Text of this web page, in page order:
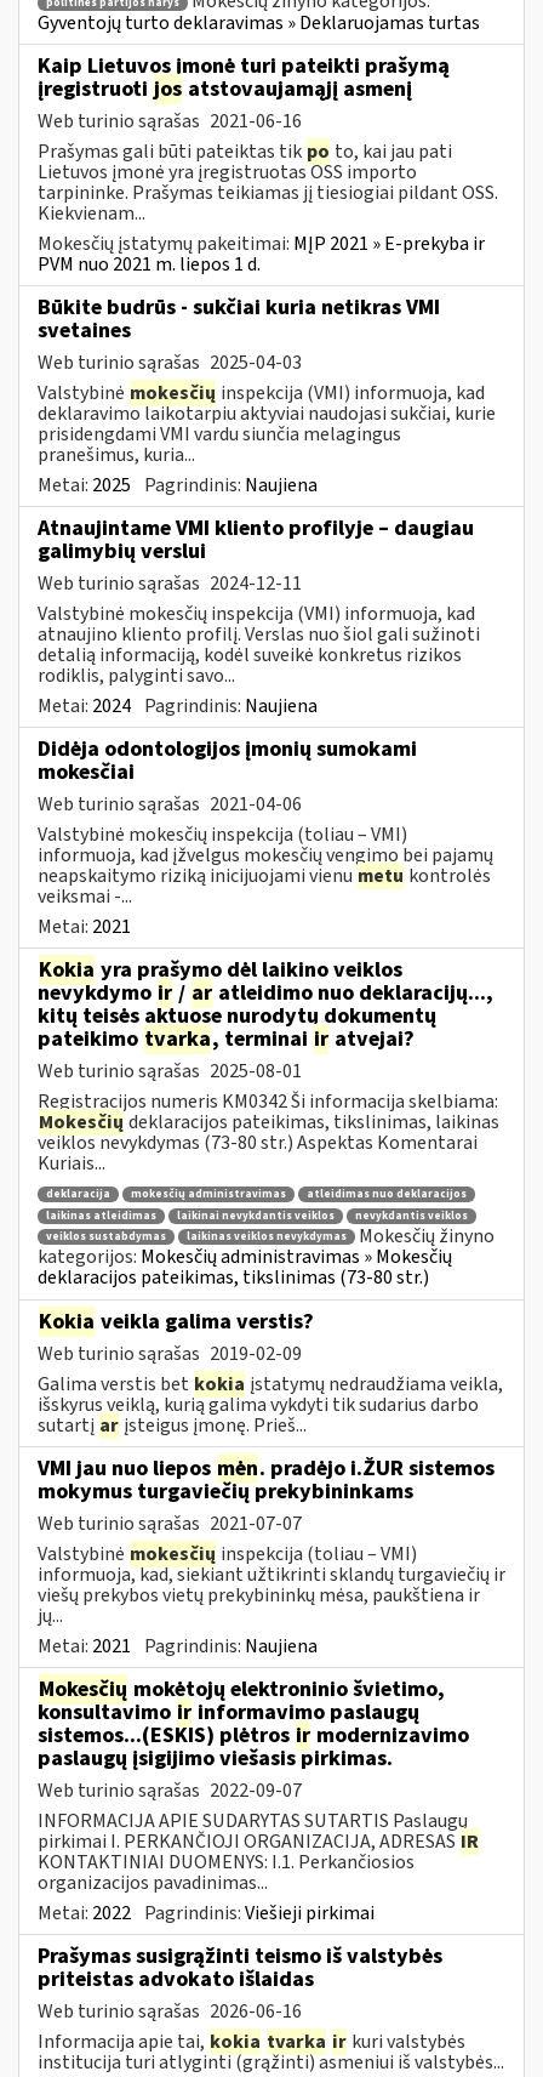
Gyventojų turto deklaravimas » Deklaruojamas turtas
Kaip Lietuvos įmonė turi pateikti prašymą
įregistruoti jos atstovaujamąjį asmenį
Web turinio sąrašas 2021-06-16
Prašymas gali būti pateiktas tik po to, kai jau pati
Lietuvos įmonė yra įregistruotas OSS importo
tarpininke. Prašymas teikiamas jį tiesiogiai pildant OSS.
Kiekvienam...
Mokesčių įstatymų pakeitimai: MĮP 2021 » E-prekyba ir
PVM nuo 2021 m. liepos 1 d.
Būkite budrūs - sukčiai kuria netikras VMI
svetaines
Web turinio sąrašas 2025-04-03
Valstybinė mokesčių inspekcija (VMI) informuoja, kad
deklaravimo laikotarpiu aktyviai naudojasi sukčiai, kurie
prisidengdami VMI vardu siunčia melagingus
pranešimus, kuria...
Metai: 2025 Pagrindinis: Naujiena
Atnaujintame VMI kliento profilyje – daugiau
galimybių verslui
Web turinio sąrašas 2024-12-11
Valstybinė mokesčių inspekcija (VMI) informuoja, kad
atnaujino kliento profilį. Verslas nuo šiol gali sužinoti
detalią informaciją, kodėl suveikė konkretus rizikos
rodiklis, palyginti savo...
Metai: 2024 Pagrindinis: Naujiena
Didėja odontologijos įmonių sumokami
mokesčiai
Web turinio sąrašas 2021-04-06
Valstybinė mokesčių inspekcija (toliau – VMI)
informuoja, kad įžvelgus mokesčių vengimo bei pajamų
neapskaitymo riziką inicijuojami vienu metu kontrolės
veiksmai -...
Metai: 2021
Kokia yra prašymo dėl laikino veiklos
nevykdymo ir / ar atleidimo nuo deklaracijų...,
kitų teisės aktuose nurodytų dokumentų
pateikimo tvarka, terminai ir atvejai?
Web turinio sąrašas 2025-08-01
Registracijos numeris KM0342 Ši informacija skelbiama:
Mokesčių deklaracijos pateikimas, tikslinimas, laikinas
veiklos nevykdymas (73-80 str.) Aspektas Komentarai
Kuriais...
deklaracija mokesčių administravimas
atleidimas nuo deklaracijos
laikinas atleidimas
laikinai nevykdantis veiklos
nevykdantis veiklos
veiklos sustabdymas
laikinas veiklos nevykdymas
Mokesčių žinyno
kategorijos: Mokesčių administravimas » Mokesčių
deklaracijos pateikimas, tikslinimas (73-80 str.)
Kokia veikla galima verstis?
Web turinio sąrašas 2019-02-09
Galima verstis bet kokia įstatymų nedraudžiama veikla,
išskyrus veiklą, kurią galima vykdyti tik sudarius darbo
sutartį ar įsteigus įmonę. Prieš...
VMI jau nuo liepos mėn. pradėjo i.ŽUR sistemos
mokymus turgaviečių prekybininkams
Web turinio sąrašas 2021-07-07
Valstybinė mokesčių inspekcija (toliau – VMI)
informuoja, kad, siekiant užtikrinti sklandų turgaviečių ir
viešų prekybos vietų prekybininkų mėsa, paukštiena ir
jų...
Metai: 2021 Pagrindinis: Naujiena
Mokesčių mokėtojų elektroninio švietimo,
konsultavimo ir informavimo paslaugų
sistemos...(ESKIS) plėtros ir modernizavimo
paslaugų įsigijimo viešasis pirkimas.
Web turinio sąrašas 2022-09-07
INFORMACIJA APIE SUDARYTAS SUTARTIS Paslaugų
pirkimai I. PERKANČIOJI ORGANIZACIJA, ADRESAS IR
KONTAKTINIAI DUOMENYS: I.1. Perkančiosios
organizacijos pavadinimas...
Metai: 2022 Pagrindinis:Viešieji pirkimai
Prašymas susigrąžinti teismo iš valstybės
priteistas advokato išlaidas
Web turinio sąrašas 2026-06-16
Informacija apie tai, kokia tvarka ir kuri valstybės
institucija turi atlyginti (grąžinti) asmeniui iš valstybės...